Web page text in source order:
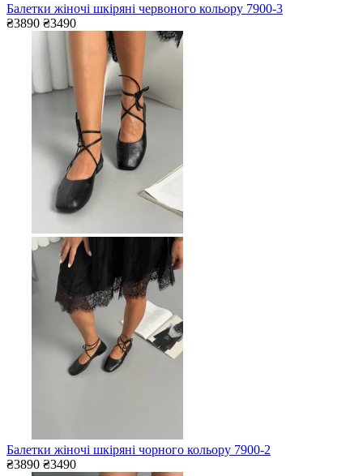
Балетки жіночі шкіряні червоного кольору 7900-3
₴3890 ₴3490
Балетки жіночі шкіряні чорного кольору 7900-2
₴3890 ₴3490